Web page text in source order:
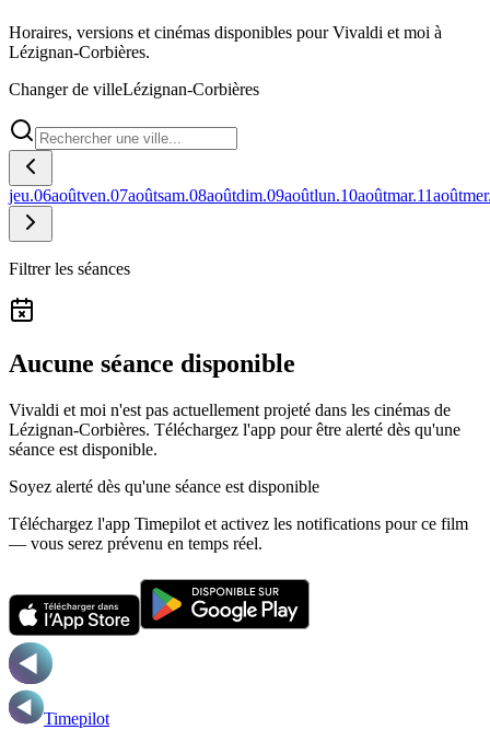
Horaires, versions et cinémas disponibles pour Vivaldi et moi à
Lézignan-Corbières.
Changer de villeLézignan-Corbières
jeu.06aoûtven.07aoûtsam.08aoûtdim.09aoûtlun.10aoûtmar.11août
Filtrer les séances
Aucune séance disponible
Vivaldi et moi n'est pas actuellement projeté dans les cinémas de
Lézignan-Corbières. Téléchargez l'app pour être alerté dès qu'une
séance est disponible.
Soyez alerté dès qu'une séance est disponible
Téléchargez l'app Timepilot et activez les notifications pour ce film
— vous serez prévenu en temps réel.
Timepilot